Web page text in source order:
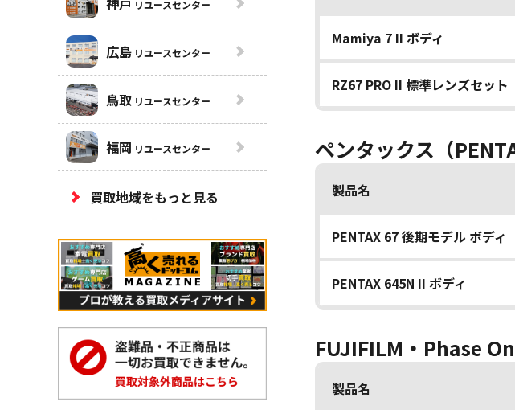
Mamiya 7 II ボディ
RZ67 PRO II 標準レンズセット
ペンタックス（
製品名
PENTAX 67 後期モデル ボディ
PENTAX 645N II ボディ
FUJIFILM・Phase
製品名
リユースセンター
広島 リユースセンター
鳥取 リユースセンター
福岡 リユースセンター
買取地域をもっと見る